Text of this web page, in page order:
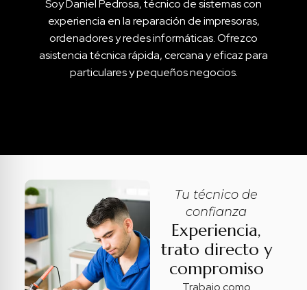
Soy Daniel Pedrosa, técnico de sistemas con
experiencia en la reparación de impresoras,
ordenadores y redes informáticas. Ofrezco
asistencia técnica rápida, cercana y eficaz para
particulares y pequeños negocios.
Tu técnico de
confianza
Experiencia,
trato directo y
compromiso
Trabajo como